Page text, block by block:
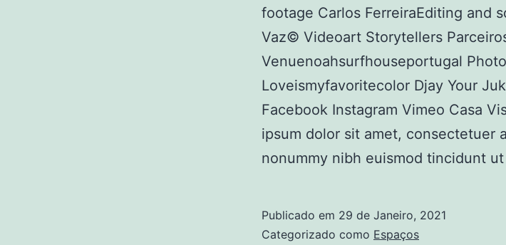
footage Carlos FerreiraEditing and
Vaz© Videoart Storytellers
Venuenoahsurfhouseportugal
Loveismyfavoritecolor Djay Your
Facebook Instagram Vimeo Casa
ipsum dolor sit amet, consectetuer
nonummy nibh euismod tincidunt
Publicado em 29 de Janeiro, 2021
Categorizado como Espaços